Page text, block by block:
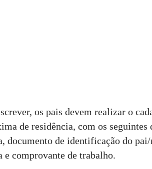
os pais devem realizar o
de residência, com os
documento de identificação do
e comprovante de trabalho.